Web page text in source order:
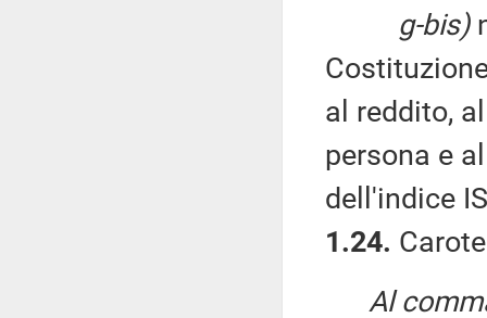
g-bis)
al reddito,
persona e
dell'indice
1.24.
Al